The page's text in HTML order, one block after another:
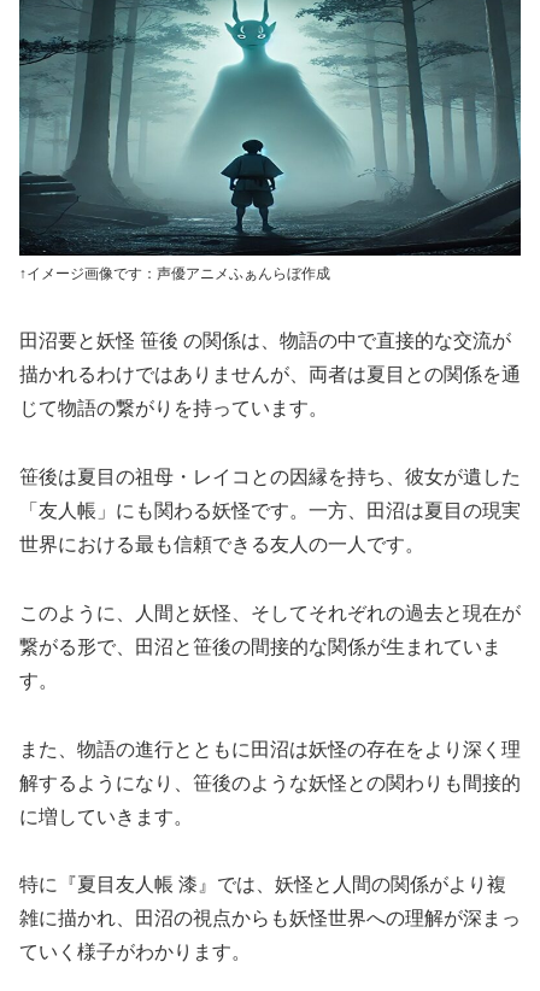
↑イメージ画像です：声優アニメふぁんらぼ作成
田沼要と妖怪 笹後 の関係は、物語の中で直接的な交流が
描かれるわけではありませんが、両者は夏目との関係を通
じて物語の繋がりを持っています。
笹後は夏目の祖母・レイコとの因縁を持ち、彼女が遺した
「友人帳」にも関わる妖怪です。一方、田沼は夏目の現実
世界における最も信頼できる友人の一人です。
このように、人間と妖怪、そしてそれぞれの過去と現在が
繋がる形で、田沼と笹後の間接的な関係が生まれていま
す。
また、物語の進行とともに田沼は妖怪の存在をより深く理
解するようになり、笹後のような妖怪との関わりも間接的
に増していきます。
特に『夏目友人帳 漆』では、妖怪と人間の関係がより複
雑に描かれ、田沼の視点からも妖怪世界への理解が深まっ
ていく様子がわかります。